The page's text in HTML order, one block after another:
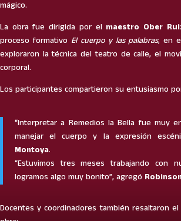
mágico.
La obra fue dirigida por el maestro Ober
proceso formativo El cuerpo y las palabras, en
exploraron la técnica del teatro de calle, el
corporal.
Los participantes compartieron su entusiasmo
“Interpretar a Remedios la Bella fue muy
manejar el cuerpo y la expresión
Montoya.
“Estuvimos tres meses trabajando con
logramos algo muy bonito”, agregó
Docentes y coordinadores también resaltaron